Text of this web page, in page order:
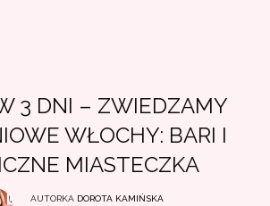
3 DNI – ZWIEDZAMY
WŁOCHY: BARI I
MIASTECZKA
AUTORKA DOROTA KAMIŃSKA